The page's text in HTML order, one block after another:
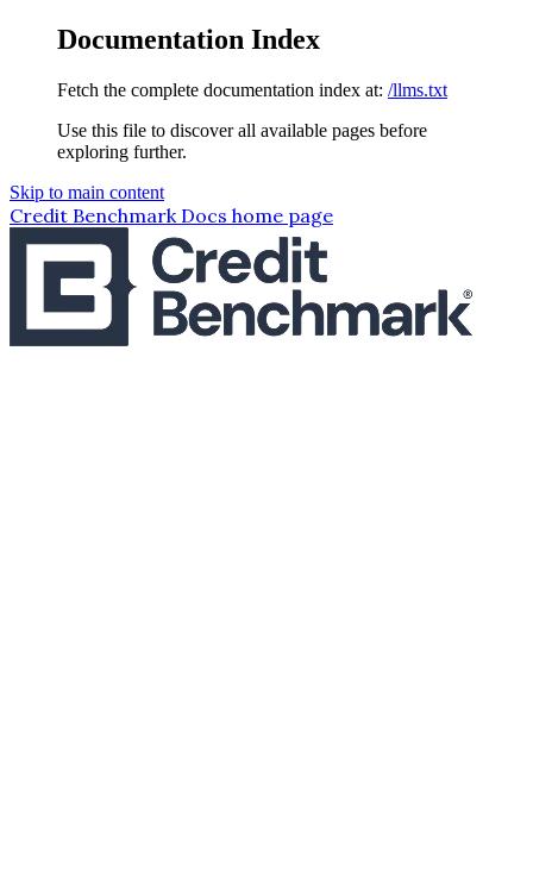
Documentation Index
Fetch the complete documentation index at: /llms.txt
Use this file to discover all available pages before
exploring further.
Skip to main content
Credit Benchmark Docs home page